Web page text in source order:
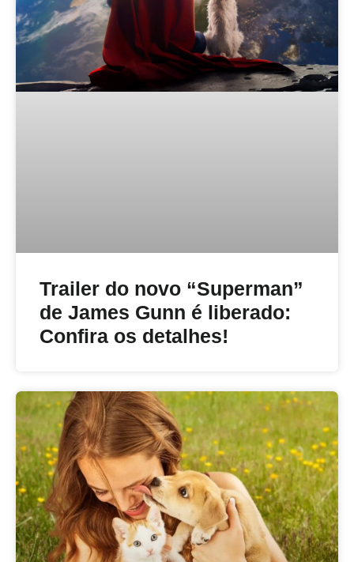
Trailer do novo “Superman”
de James Gunn é liberado:
Confira os detalhes!